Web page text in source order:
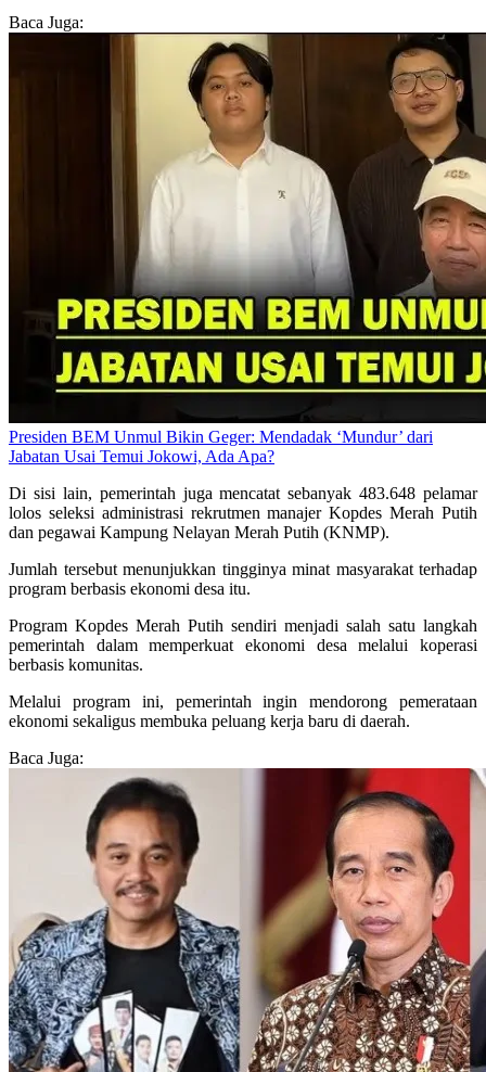
Baca Juga:
Presiden BEM Unmul Bikin Geger: Mendadak ‘Mundur’ dari
Jabatan Usai Temui Jokowi, Ada Apa?
Di sisi lain, pemerintah juga mencatat sebanyak 483.648 pelamar
lolos seleksi administrasi rekrutmen manajer Kopdes Merah Putih
dan pegawai Kampung Nelayan Merah Putih (KNMP).
Jumlah tersebut menunjukkan tingginya minat masyarakat terhadap
program berbasis ekonomi desa itu.
Program Kopdes Merah Putih sendiri menjadi salah satu langkah
pemerintah dalam memperkuat ekonomi desa melalui koperasi
berbasis komunitas.
Melalui program ini, pemerintah ingin mendorong pemerataan
ekonomi sekaligus membuka peluang kerja baru di daerah.
Baca Juga: